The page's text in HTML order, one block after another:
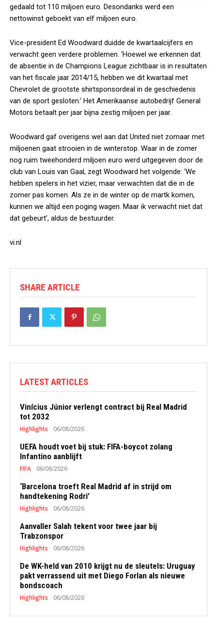
gedaald tot 110 miljoen euro. Desondanks werd een
nettowinst geboekt van elf miljoen euro.
Vice-president Ed Woodward duidde de kwartaalcijfers en
verwacht geen verdere problemen. ‘Hoewel we erkennen dat
de absentie in de Champions League zichtbaar is in resultaten
van het fiscale jaar 2014/15, hebben we dit kwartaal met
Chevrolet de grootste shirtsponsordeal in de geschiedenis
van de sport gesloten.’ Het Amerikaanse autobedrijf General
Motors betaalt per jaar bijna zestig miljoen per jaar.
Woodward gaf overigens wel aan dat United niet zomaar met
miljoenen gaat strooien in de winterstop. Waar in de zomer
nog ruim tweehonderd miljoen euro werd uitgegeven door de
club van Louis van Gaal, zegt Woodward het volgende: ‘We
hebben spelers in het vizier, maar verwachten dat die in de
zomer pas komen. Als ze in de winter op de martk komen,
kunnen we altijd een poging wagen. Maar ik verwacht niet dat
dat gebeurt’, aldus de bestuurder.
vi.nl
SHARE ARTICLE
LATEST ARTICLES
Vinícius Júnior verlengt contract bij Real Madrid
tot 2032
Highlights 06/08/2026
UEFA houdt voet bij stuk: FIFA-boycot zolang
Infantino aanblijft
FIFA 06/08/2026
‘Barcelona troeft Real Madrid af in strijd om
handtekening Rodri’
Highlights 06/08/2026
Aanvaller Salah tekent voor twee jaar bij
Trabzonspor
Highlights 06/08/2026
De WK-held van 2010 krijgt nu de sleutels: Uruguay
pakt verrassend uit met Diego Forlan als nieuwe
bondscoach
Highlights 06/08/2026